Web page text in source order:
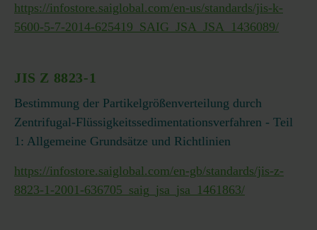
https://infostore.saiglobal.com/en-us/standards/jis-k-
5600-5-7-2014-625419_SAIG_JSA_JSA_1436089/
JIS Z 8823-1
Bestimmung der Partikelgrößenverteilung durch
Zentrifugal-Flüssigkeitssedimentationsverfahren - Teil
1: Allgemeine Grundsätze und Richtlinien
https://infostore.saiglobal.com/en-gb/standards/jis-z-
8823-1-2001-636705_saig_jsa_jsa_1461863/